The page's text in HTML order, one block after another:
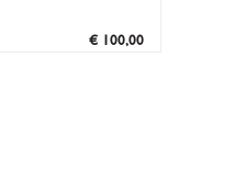
€ 100,00